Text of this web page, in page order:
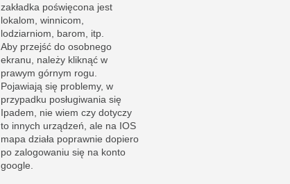
zakładka poświęcona jest
lokalom, winnicom,
lodziarniom, barom, itp.
Aby przejść do osobnego
ekranu, należy kliknąć w
prawym górnym rogu.
Pojawiają się problemy, w
przypadku posługiwania się
Ipadem, nie wiem czy dotyczy
to innych urządzeń, ale na IOS
mapa działa poprawnie dopiero
po zalogowaniu się na konto
google.